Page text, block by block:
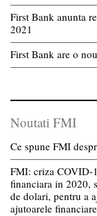
First Bank anunta
2021
First Bank are o
Noutati FMI
Ce spune FMI
FMI: criza COVID-
financiara in 2020,
de dolari, pentru a
ajutoarele